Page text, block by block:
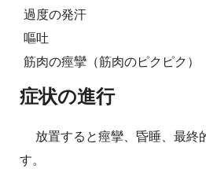
過度の発汗
嘔吐
筋肉の痙攣（筋肉のピクピク）
症状の進行
放置すると痙攣、昏睡、最終
す。